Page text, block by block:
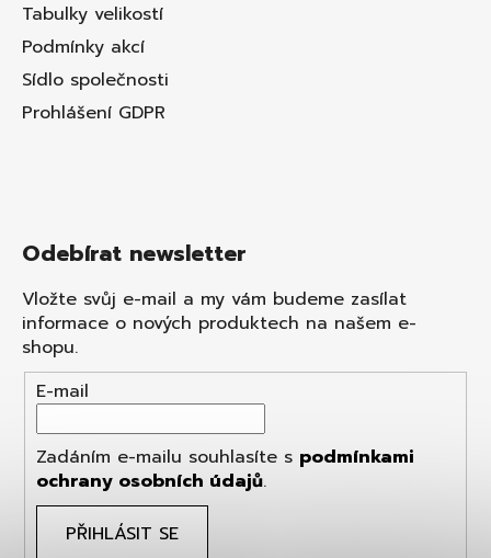
Tabulky velikostí
Podmínky akcí
Sídlo společnosti
Prohlášení GDPR
Odebírat newsletter
Vložte svůj e-mail a my vám budeme zasílat
informace o nových produktech na našem e-
shopu.
E-mail
Zadáním e-mailu souhlasíte s podmínkami
ochrany osobních údajů.
PŘIHLÁSIT SE